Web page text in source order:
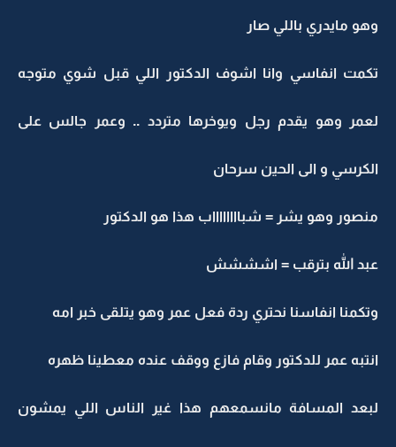
وهو مايدري باللي صار
تكمت انفاسي وانا اشوف الدكتور اللي قبل شوي متوجه
لعمر وهو يقدم رجل ويوخرها متردد .. وعمر جالس على
الكرسي و الى الحين سرحان
منصور وهو يشر = شبااااااااب هذا هو الدكتور
عبد الله بترقب = اشششش
وتكمنا انفاسنا نحتري ردة فعل عمر وهو يتلقى خبر امه
انتبه عمر للدكتور وقام فازع ووقف عنده معطينا ظهره
لبعد المسافة مانسمعهم هذا غير الناس اللي يمشون